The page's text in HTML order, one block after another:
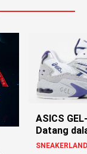
ASICS
Datang
Setelah 20
SNEAKERLAND